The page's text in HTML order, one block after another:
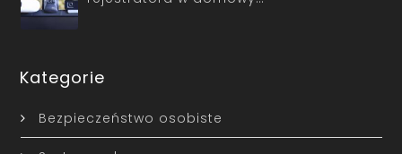
Kategorie
Bezpieczeństwo osobiste